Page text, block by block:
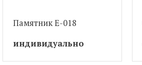
Памятник Е-018
индивидуально